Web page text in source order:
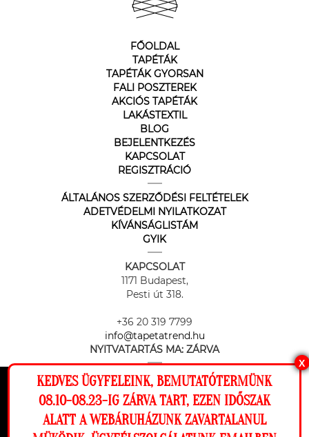
Ez a weboldal cookie-kat használ, hogy a
lehető legjobb élményt nyújtsa honlapunkon.
Beállítások
FŐOLDAL
TAPÉTÁK
TAPÉTÁK GYORSAN
FALI POSZTEREK
AKCIÓS TAPÉTÁK
LAKÁSTEXTIL
BLOG
BEJELENTKEZÉS
KAPCSOLAT
REGISZTRÁCIÓ
ÁLTALÁNOS SZERZŐDÉSI FELTÉTELEK
ADETVÉDELMI NYILATKOZAT
KÍVÁNSÁGLISTÁM
GYIK
KAPCSOLAT
1171 Budapest,
Pesti út 318.
+36 20 319 7799
info@tapetatrend.hu
NYITVATARTÁS MA: ZÁRVA
X
KEDVES ÜGYFELEINK, BEMUTATÓTERMÜNK
08.10-08.23-IG ZÁRVA TART, EZEN IDŐSZAK
ALATT A WEBÁRUHÁZUNK ZAVARTALANUL